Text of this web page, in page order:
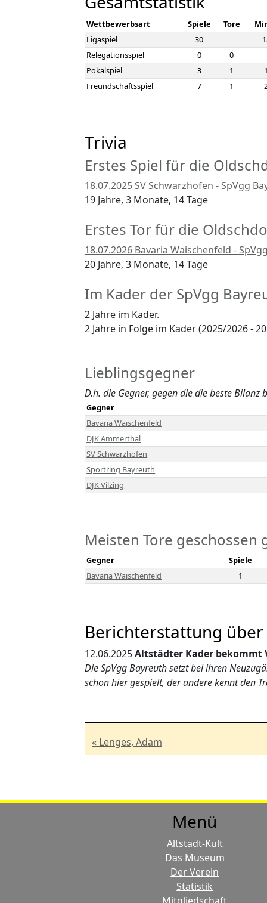
Wettbewerbsart Spiele Tore
Ligaspiel
30
Relegationsspiel
0
0
Pokalspiel
3 1
Freundschaftsspiel
7 1
Trivia
Erstes Spiel für die
18.07.2025 SV Schwarzhofen - SpVgg
19 Jahre, 3 Monate, 14 Tage
Erstes Tor für die
18.07.2026 Bavaria Waischenfeld -
20 Jahre, 3 Monate, 14 Tage
Im Kader der SpVgg
2 Jahre im Kader.
2 Jahre in Folge im Kader (2025/2026 -
Lieblingsgegner
D.h. die Gegner, gegen die die beste Bilanz
Gegner
Bavaria Waischenfeld
DJK Ammerthal
SV Schwarzhofen
Sportring Bayreuth
DJK Vilzing
Meisten Tore geschossen
Gegner
Spiele
Bavaria Waischenfeld
1
Berichterstattung
12.06.2025Altstädter Kader bekommt
Die SpVgg Bayreuth setzt bei ihren
schon hier gespielt, der andere kennt den
« Lenges, Adam
Menü
Altstadt-Kult
Das Museum
Der Verein
Statistik